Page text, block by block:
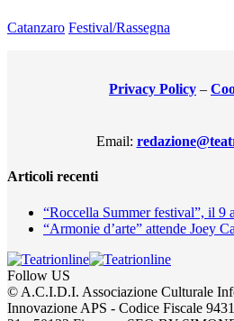
Catanzaro Festival/Rassegna
Privacy Policy –
Email:
Articoli recenti
“Roccella Summer festival”, il 9
“Armonie d’arte” attende Joey
Follow US
© A.C.I.D.I. Associazione Culturale
Innovazione APS - Codice Fiscale